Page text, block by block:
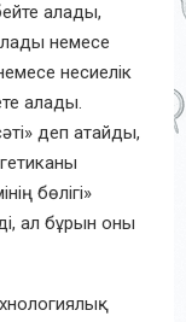
алады,
немесе
несиелік
алады.
деп атайды,
бөлігі»
ал бұрын оны